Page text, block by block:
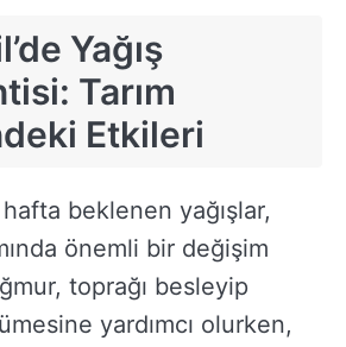
Yağış
Tarım
Etkileri
beklenen yağışlar,
önemli bir değişim
toprağı besleyip
yardımcı olurken,